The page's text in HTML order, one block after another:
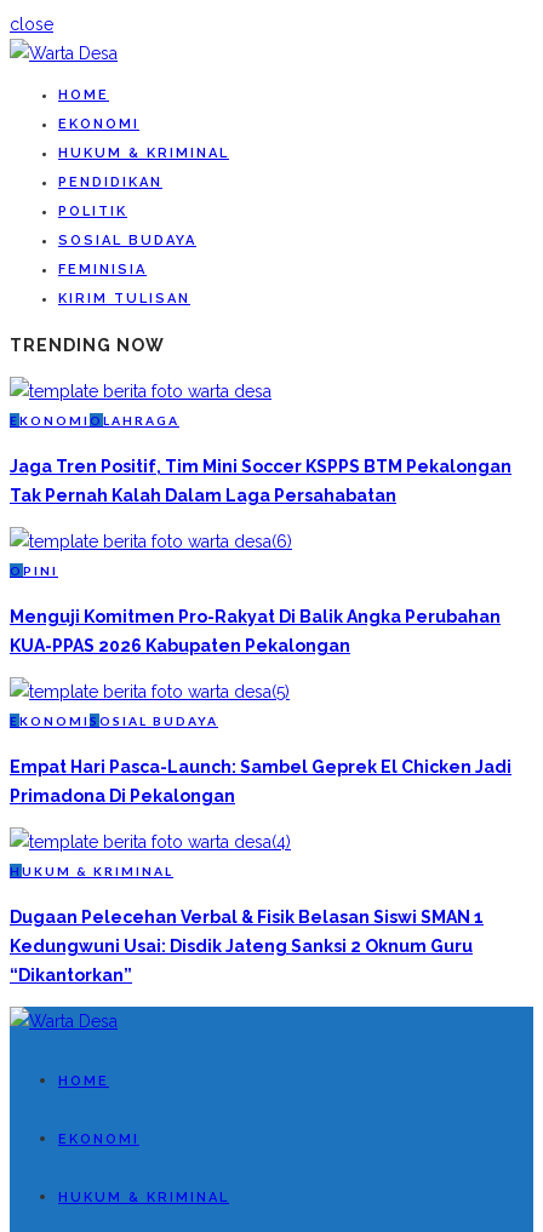
close
HOME
EKONOMI
HUKUM & KRIMINAL
PENDIDIKAN
POLITIK
SOSIAL BUDAYA
FEMINISIA
KIRIM TULISAN
TRENDING NOW
EKONOMI O LAHRAGA
Jaga Tren Positif, Tim Mini Soccer KSPPS BTM Pekalongan
Tak Pernah Kalah Dalam Laga Persahabatan
O PINI
Menguji Komitmen Pro-Rakyat Di Balik Angka Perubahan
KUA-PPAS 2026 Kabupaten Pekalongan
EKONOMI S OSIAL BUDAYA
Empat Hari Pasca-Launch: Sambel Geprek El Chicken Jadi
Primadona Di Pekalongan
H UKUM & KRIMINAL
Dugaan Pelecehan Verbal & Fisik Belasan Siswi SMAN 1
Kedungwuni Usai: Disdik Jateng Sanksi 2 Oknum Guru
“Dikantorkan”
HOME
EKONOMI
HUKUM & KRIMINAL